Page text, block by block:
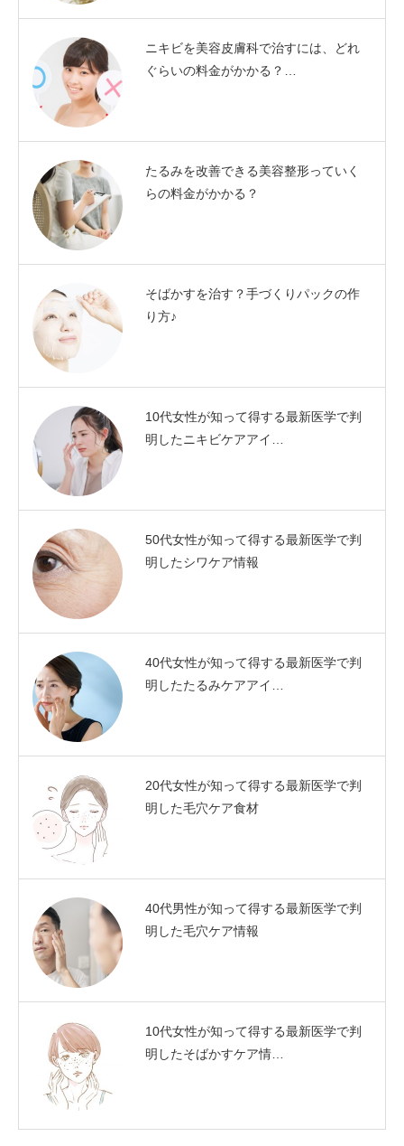
ニキビを美容皮膚科で治すには、どれ
ぐらいの料金がかかる？…
たるみを改善できる美容整形っていく
らの料金がかかる？
そばかすを治す？手づくりパックの作
り方♪
10代女性が知って得する最新医学で判
明したニキビケアアイ…
50代女性が知って得する最新医学で判
明したシワケア情報
40代女性が知って得する最新医学で判
明したたるみケアアイ…
20代女性が知って得する最新医学で判
明した毛穴ケア食材
40代男性が知って得する最新医学で判
明した毛穴ケア情報
10代女性が知って得する最新医学で判
明したそばかすケア情…